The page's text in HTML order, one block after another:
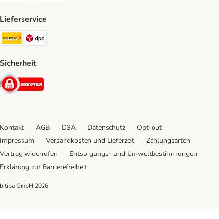
Lieferservice
Die Post Shipping Method
Sicherheit
Security
Kontakt AGB DSA Datenschutz
Opt-out
Impressum
Versandkosten und Lieferzeit
Zahlungsarten
Vertrag widerrufen
Entsorgungs- und Umweltbestimmungen
Erklärung zur Barrierefreiheit
bitiba GmbH 2026